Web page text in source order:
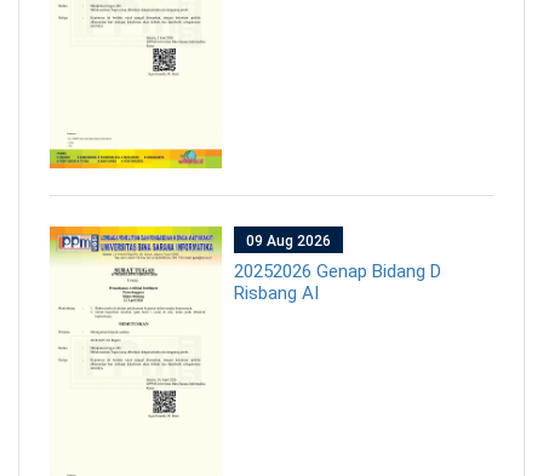
09 Aug 2026
20252026 Genap Bidang D
Risbang AI